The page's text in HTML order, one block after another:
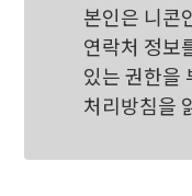
본인은 니콘
연락처 정보
있는 권한을
처리방침을